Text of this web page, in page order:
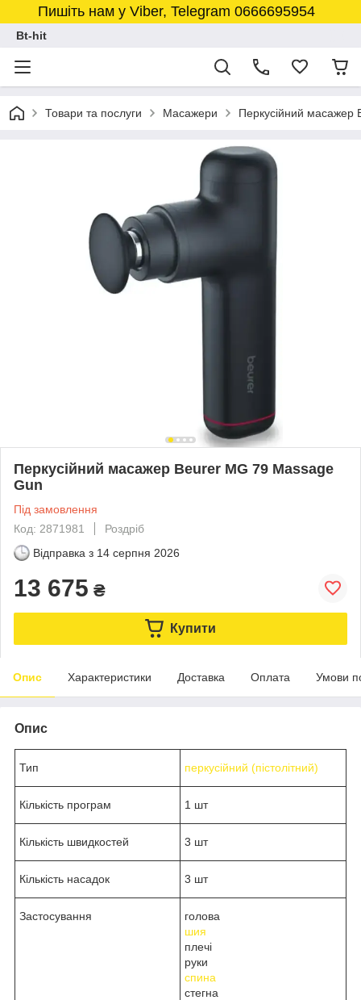
Пишіть нам у Viber, Telegram 0666695954
Bt-hit
Товари та послуги Масажери Перкусійний масажер
Перкусійний масажер Beurer MG 79 Massage
Gun
Під замовлення
Код: 2871981
Роздріб
Відправка з 14 серпня 2026
13 675 ₴
Купити
Опис Характеристики Доставка Оплата Умови
Опис
Тип перкусійний (пістолітний)
Кількість програм 1 шт
Кількість швидкостей 3 шт
Кількість насадок 3 шт
Застосування
голова
шия
плечі
руки
спина
стегна